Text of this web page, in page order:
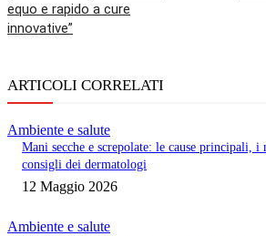
equo e rapido a cure
innovative”
ARTICOLI CORRELATI
Ambiente e salute
Mani secche e screpolate: le cause
consigli dei dermatologi
12 Maggio 2026
Ambiente e salute